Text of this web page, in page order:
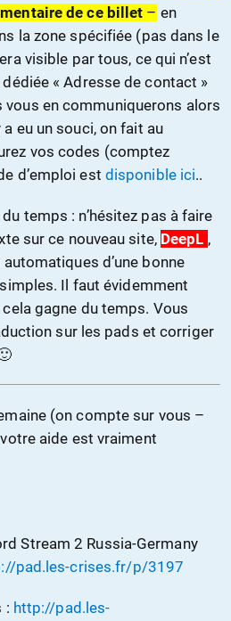
de ce billet – en
la zone spécifiée (pas dans le
visible par tous, ce qui n’est
« Adresse de contact »
en communiquerons alors
a eu un souci, on fait au
vos codes (comptez
d’emploi est disponible ici..
temps : n’hésitez pas à faire
sur ce nouveau site, DeepL ,
d’une bonne
Il faut évidemment
gagne du temps. Vous
sur les pads et corriger
(on compte sur vous –
aide est vraiment
Stream 2 Russia-Germany
pad.les-crises.fr/p/3197
: http://pad.les-